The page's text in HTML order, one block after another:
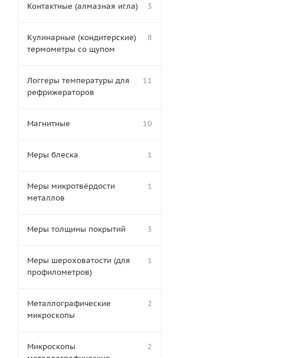
Контактные (алмазная игла) 3
Кулинарные (кондитерские)
термометры со щупом
8
Логгеры температуры для
рефрижераторов
11
Магнитные 10
Меры блеска 1
Меры микротвёрдости
металлов
1
Меры толщины покрытий 3
Меры шероховатости (для
профилометров)
1
Металлографические
микроскопы
2
Микроскопы
2